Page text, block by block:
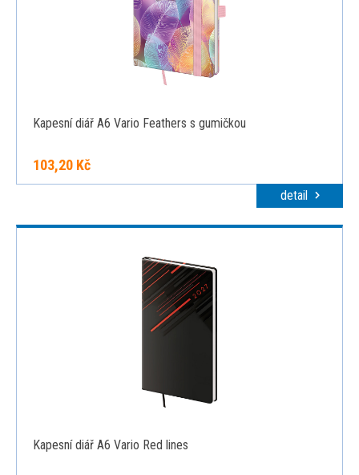
Kapesní diář A6 Vario Feathers s gumičkou
103,20 Kč
detail
Kapesní diář A6 Vario Red lines